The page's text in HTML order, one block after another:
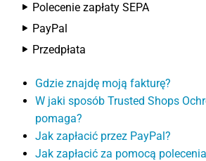
Polecenie zapłaty SEPA
PayPal
Przedpłata
Gdzie znajdę moją fakturę?
W jaki sposób Trusted Shops
pomaga?
Jak zapłacić przez PayPal?
Jak zapłacić za pomocą